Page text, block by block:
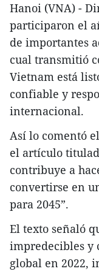
Hanoi (VNA) -
participaron el
de importantes
cual transmitió
Vietnam está
confiable y
internacional.
Así lo comentó
el artículo
contribuye a
convertirse en
para 2045”.
El texto señaló
impredecibles y
global en 2022,